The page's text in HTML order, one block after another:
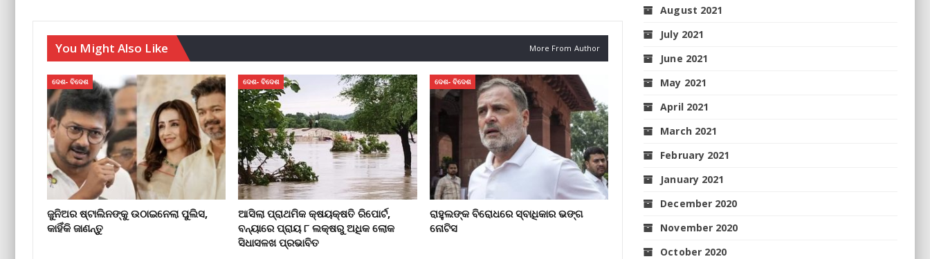
You Might Also Like More From Author
ଦେଶ- ବିଦେଶ
ଜୁନିଅର ଷ୍ଟାଲିନଙ୍କୁ ଉଠାଇନେଲା ପୁଲିସ,
କାହିଁକି ଜାଣନ୍ତୁ
ଦେଶ- ବିଦେଶ
ଆସିଲା ପ୍ରାଥମିକ କ୍ଷୟକ୍ଷତି ରିପୋର୍ଟ,
ବନ୍ୟାରେ ପ୍ରାୟ ୮ ଲକ୍ଷରୁ ଅଧିକ ଲୋକ
ସିଧାସଳଖ ପ୍ରଭାବିତ
ଦେଶ- ବିଦେଶ
ରାହୁଲଙ୍କ ବିରୋଧରେ ସ୍ବାଧିକାର ଭଙ୍ଗ
ନୋଟିସ
August 2021
July 2021
June 2021
May 2021
April 2021
March 2021
February 2021
January 2021
December 2020
November 2020
October 2020